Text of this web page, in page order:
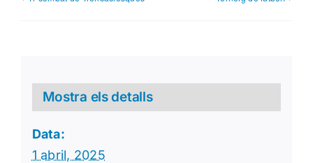
Mostra els detalls
Data:
1 abril, 2025